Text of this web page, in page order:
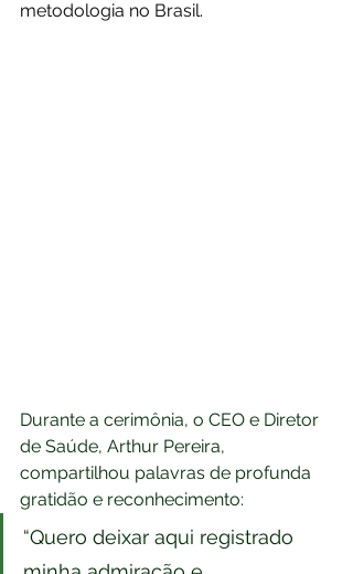
metodologia no Brasil.
Durante a cerimônia, o CEO e Diretor
de Saúde, Arthur Pereira,
compartilhou palavras de profunda
gratidão e reconhecimento:
“Quero deixar aqui registrado